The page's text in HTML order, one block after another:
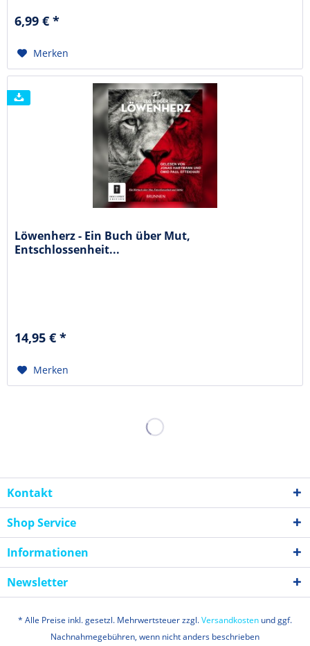
So auf- und anregend war Bibelhören noch nie.
6,99 € *
Merken
Löwenherz - Ein Buch über Mut,
Entschlossenheit...
14,95 € *
Merken
Kontakt
Shop Service
Informationen
Newsletter
* Alle Preise inkl. gesetzl. Mehrwertsteuer zzgl.Versandkosten und ggf.
Nachnahmegebühren, wenn nicht anders beschrieben